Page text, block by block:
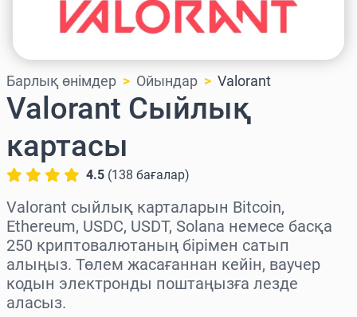
Барлық өнімдер Ойындар Valorant
Valorant Сыйлық
картасы
4.5 (138 бағалар)
Valorant сыйлық карталарын Bitcoin,
Ethereum, USDC, USDT, Solana немесе басқа
250 криптовалютаның бірімен сатып
алыңыз. Төлем жасағаннан кейін, ваучер
кодын электронды поштаңызға лезде
аласыз.